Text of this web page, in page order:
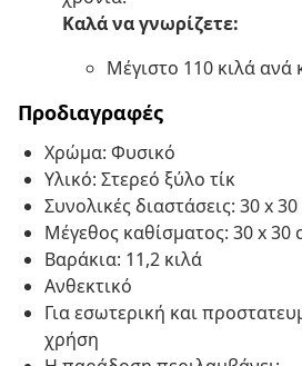
Καλά να γνωρίζετε:
Μέγιστο 110 κιλά ανά
Προδιαγραφές
Χρώμα: Φυσικό
Υλικό: Στερεό ξύλο τίκ
Συνολικές διαστάσεις: 30 x
Μέγεθος καθίσματος: 30 x 30
Βαράκια: 11,2 κιλά
Ανθεκτικό
Για εσωτερική και
χρήση